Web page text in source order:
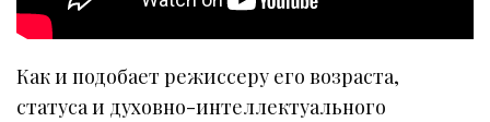
Как и подобает режиссеру его возраста,
статуса и духовно-интеллектуального